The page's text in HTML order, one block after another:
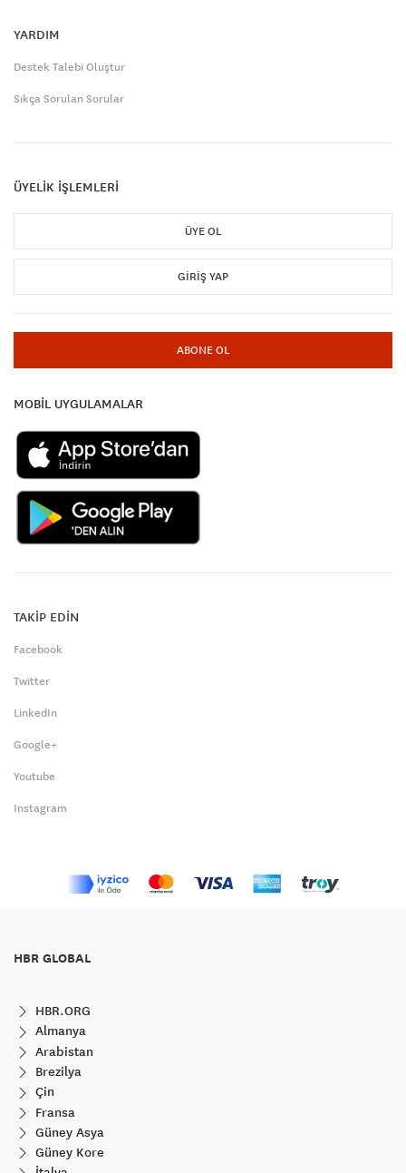
YARDIM
Destek Talebi Oluştur
Sıkça Sorulan Sorular
ÜYELİK İŞLEMLERİ
ÜYE OL
GIRIŞ YAP
ABONE OL
MOBİL UYGULAMALAR
TAKİP EDİN
Facebook
Twitter
LinkedIn
Google+
Youtube
Instagram
HBR GLOBAL
HBR.ORG
Almanya
Arabistan
Brezilya
Çin
Fransa
Güney Asya
Güney Kore